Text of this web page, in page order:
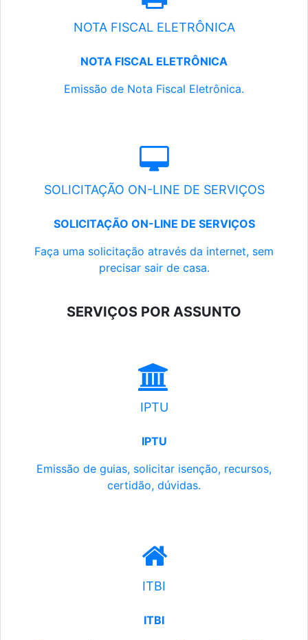
NOTA FISCAL ELETRÔNICA
NOTA FISCAL ELETRÔNICA
Emissão de Nota Fiscal Eletrônica.
SOLICITAÇÃO ON-LINE DE SERVIÇOS
SOLICITAÇÃO ON-LINE DE SERVIÇOS
Faça uma solicitação através da internet, sem
precisar sair de casa.
SERVIÇOS POR ASSUNTO
IPTU
IPTU
Emissão de guias, solicitar isenção, recursos,
certidão, dúvidas.
ITBI
ITBI